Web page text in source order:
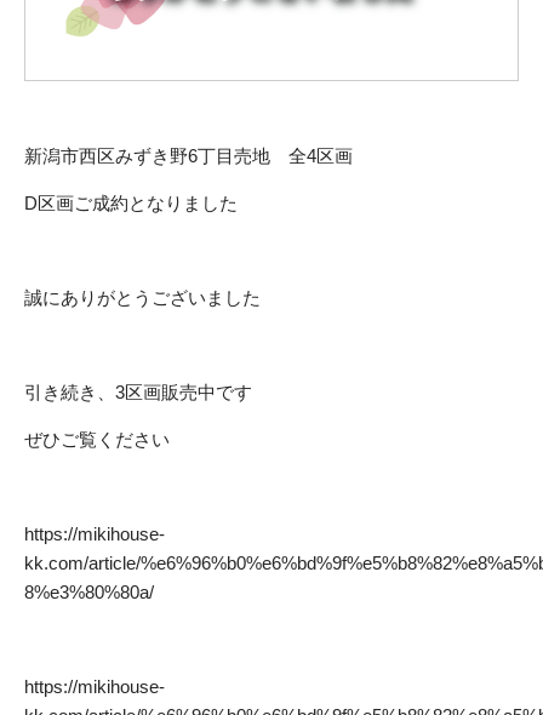
新潟市西区みずき野6丁目売地 全4区画
D区画ご成約となりました
誠にありがとうございました
引き続き、3区画販売中です
ぜひご覧ください
https://mikihouse-
kk.com/article/
8%e3%80%80a/
https://mikihouse-